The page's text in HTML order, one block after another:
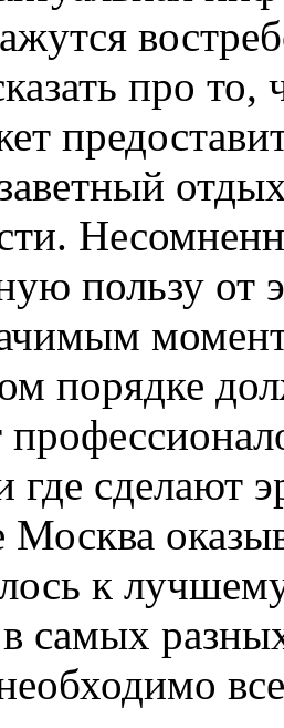
про
пользу от
порядке
где сделают
Москва
к
самых